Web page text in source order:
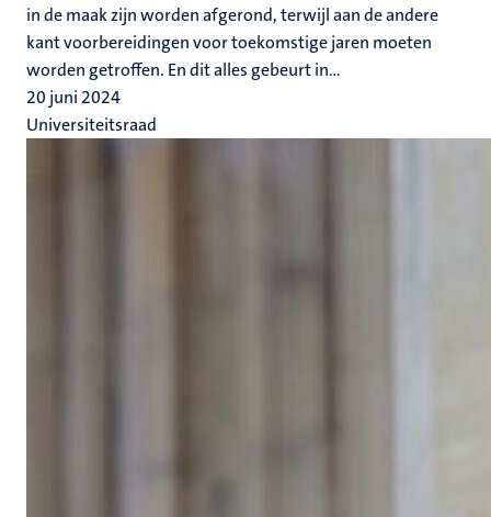
in de maak zijn worden afgerond, terwijl aan de andere
kant voorbereidingen voor toekomstige jaren moeten
worden getroffen. En dit alles gebeurt in...
20 juni 2024
Universiteitsraad